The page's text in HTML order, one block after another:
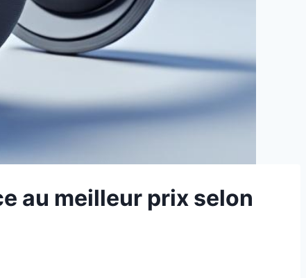
au meilleur prix selon